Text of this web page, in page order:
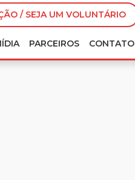
/ SEJA UM VOLUNTÁRIO
PARCEIROS CONTATO